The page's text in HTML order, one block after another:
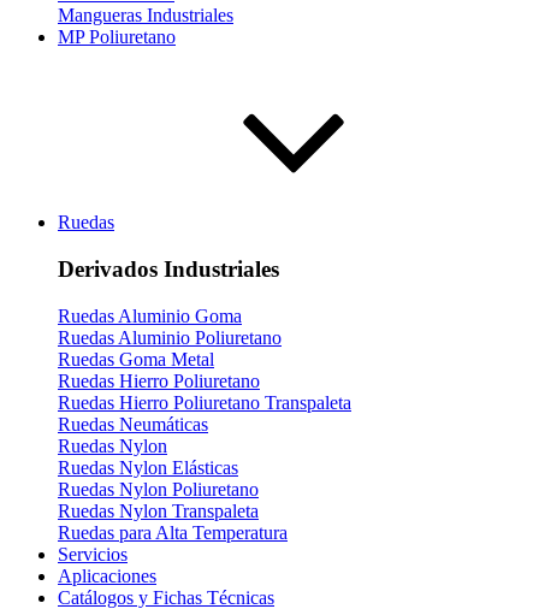
Mangueras Industriales
MP Poliuretano
Ruedas
Derivados Industriales
Ruedas Aluminio Goma
Ruedas Aluminio Poliuretano
Ruedas Goma Metal
Ruedas Hierro Poliuretano
Ruedas Hierro Poliuretano Transpaleta
Ruedas Neumáticas
Ruedas Nylon
Ruedas Nylon Elásticas
Ruedas Nylon Poliuretano
Ruedas Nylon Transpaleta
Ruedas para Alta Temperatura
Servicios
Aplicaciones
Catálogos y Fichas Técnicas